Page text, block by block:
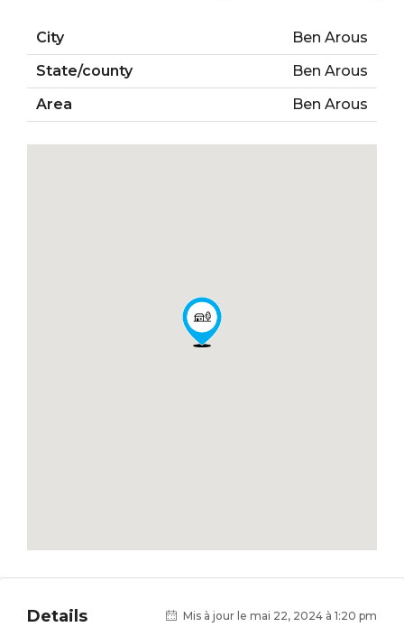
City
Ben Arous
State/county
Ben Arous
Area
Ben Arous
Details Mis à jour le mai 22, 2024 à 1:20 pm